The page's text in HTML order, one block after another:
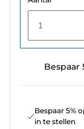
1
Bespaar
Bespaar 5%
in te stellen